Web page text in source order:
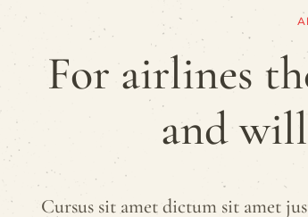
For airlines
and
Cursus sit amet dictum sit amet